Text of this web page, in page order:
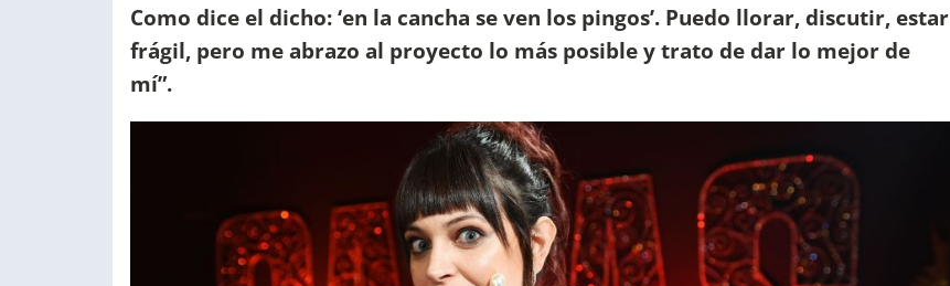
Como dice el dicho: ‘en la cancha se ven los pingos’. Puedo llorar, discutir, estar
frágil, pero me abrazo al proyecto lo más posible y trato de dar lo mejor de
mí”.